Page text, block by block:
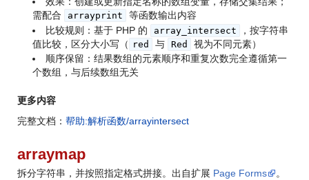
需配合
arrayprint
等函数输出内容
比较规则：基于 PHP 的
array_intersect
，按字符串
值比较，区分大小写（ red 与 Red
视为不同元素）
顺序保留：结果数组的元素顺序和重复次数完全遵循第一
个数组，与后续数组无关
更多内容
完整文档： 帮助:解析函数/arrayintersect
arraymap
拆分字符串，并按照指定格式拼接。出自扩展 Page Forms
。